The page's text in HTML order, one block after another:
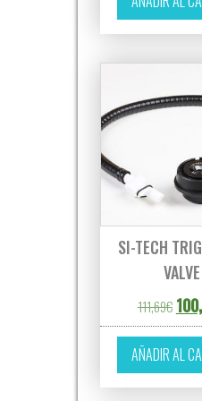
SI-TECH
VALVE
111,69€ El
AÑADIR AL